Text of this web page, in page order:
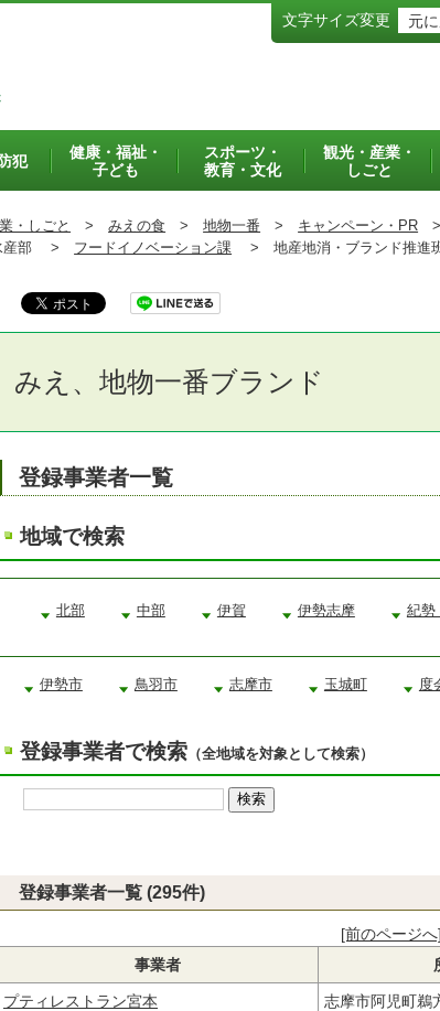
文字サイズ変更 元
犯
健康・福祉・
子ども
スポーツ・
教育・文化
観光・産業・
しごと
・しごと > みえの食 > 地物一番 > キャンペーン・PR >
産部 > フードイノベーション課 > 地産地消・ブランド推進
みえ、地物一番ブランド
登録事業者一覧
地域で検索
北部 中部 伊賀 伊勢志摩 紀勢
伊勢市 鳥羽市 志摩市 玉城町 度
登録事業者で検索 （全地域を対象として検索）
登録事業者一覧 (295件)
[前のページへ]
事業者
プティレストラン宮本 志摩市阿児町